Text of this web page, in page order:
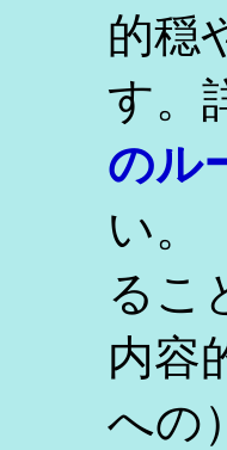
的穏
す。
のル
い。
るこ
内容
への